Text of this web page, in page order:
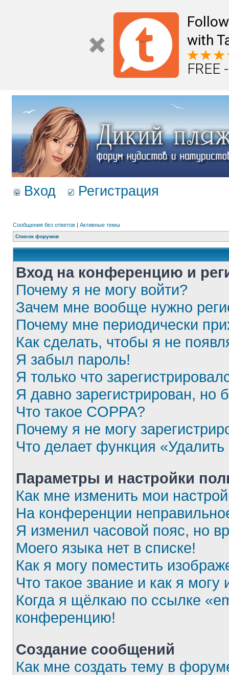
with
FREE
Вход Регистрация
Сообщения без ответов | Активные темы
Список форумов
Вход на конференцию и
Почему я не могу войти?
Зачем мне вообще нужно
Почему мне периодически
Как сделать, чтобы я не
Я забыл пароль!
Я только что
Я давно зарегистрирован, но
Что такое COPPA?
Почему я не могу
Что делает функция
Параметры и настройки
Как мне изменить мои
На конференции
Я изменил часовой пояс, но
Моего языка нет в списке!
Как я могу поместить
Что такое звание и как я могу
Когда я щёлкаю по ссылке
конференцию!
Создание сообщений
Как мне создать тему в